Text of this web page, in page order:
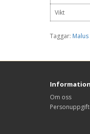
Vikt
Taggar:
Information
Om oss